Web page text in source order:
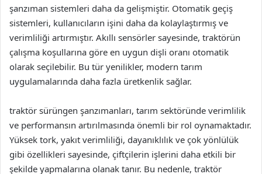
şanzıman sistemleri daha da gelişmiştir. Otomatik geçiş
sistemleri, kullanıcıların işini daha da kolaylaştırmış ve
verimliliği artırmıştır. Akıllı sensörler sayesinde, traktörün
çalışma koşullarına göre en uygun dişli oranı otomatik
olarak seçilebilir. Bu tür yenilikler, modern tarım
uygulamalarında daha fazla üretkenlik sağlar.
traktör sürüngen şanzımanları, tarım sektöründe verimlilik
ve performansın artırılmasında önemli bir rol oynamaktadır.
Yüksek tork, yakıt verimliliği, dayanıklılık ve çok yönlülük
gibi özellikleri sayesinde, çiftçilerin işlerini daha etkili bir
şekilde yapmalarına olanak tanır. Bu nedenle, traktör